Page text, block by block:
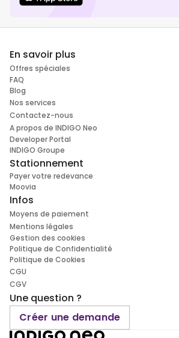
En savoir plus
Offres spéciales
FAQ
Blog
Nos services
Contactez-nous
A propos de INDIGO Neo
Developer Portal
INDIGO Groupe
Stationnement
Payer votre redevance
Moovia
Infos
Moyens de paiement
Mentions légales
Gestion des cookies
Politique de Confidentialité
Politique de Cookies
CGU
CGV
Une question ?
Créer une demande